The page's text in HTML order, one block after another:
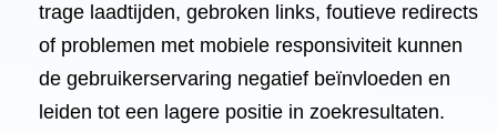
trage laadtijden, gebroken links, foutieve redirects
of problemen met mobiele responsiviteit kunnen
de gebruikerservaring negatief beïnvloeden en
leiden tot een lagere positie in zoekresultaten.